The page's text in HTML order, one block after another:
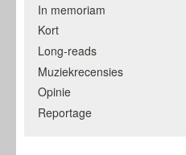
In memoriam
Kort
Long-reads
Muziekrecensies
Opinie
Reportage